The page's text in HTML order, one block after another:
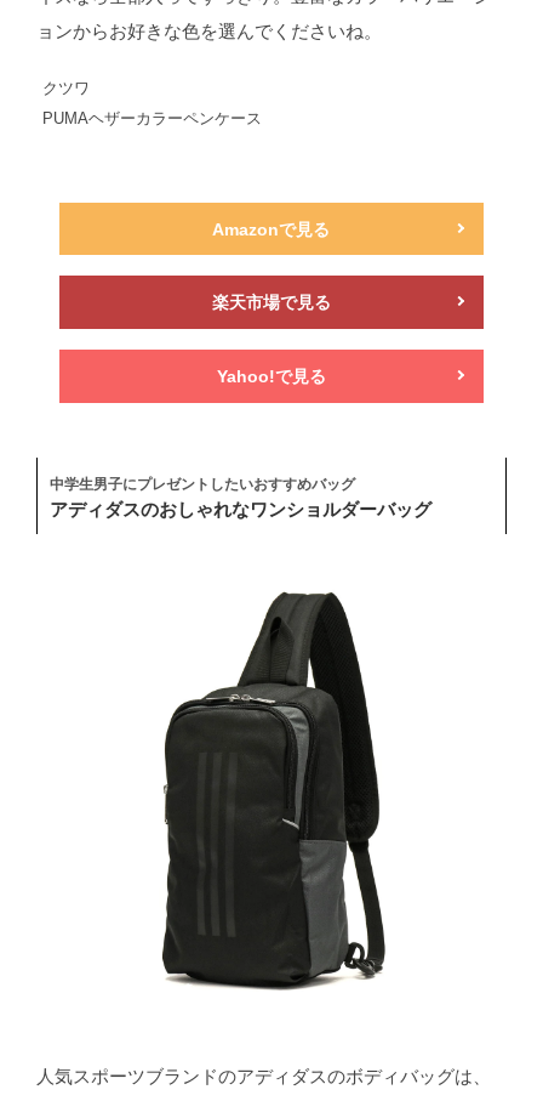
ョンからお好きな色を選んでくださいね。
クツワ
PUMAヘザーカラーペンケース
Amazonで見る
楽天市場で見る
Yahoo!で見る
中学生男子にプレゼントしたいおすすめバッグ
アディダスのおしゃれなワンショルダーバッグ
人気スポーツブランドのアディダスのボディバッグは、